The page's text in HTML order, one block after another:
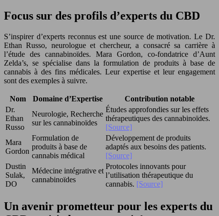
Focus sur des profils d’experts du CBD
S’inspirer d’experts reconnus est une source de motivation. Le Dr.
Ethan Russo, neurologue et chercheur, a consacré sa carrière à
l’étude des cannabinoïdes. Mara Gordon, co-fondatrice d’Aunt
Zelda’s, se spécialise dans la formulation de produits à base de
cannabis à des fins médicales. Leur expertise et leur engagement
sont des exemples à suivre.
Nom Domaine d’Expertise
Contribution notable
Dr.
Ethan
Russo
Neurologie, Recherche
sur les cannabinoïdes
Études approfondies sur les effets
thérapeutiques des cannabinoïdes.
[Source]
Mara
Gordon
Formulation de
produits à base de
cannabis médical
Développement de produits
adaptés aux besoins des patients.
[Source]
Dustin
Sulak,
DO
Médecine intégrative et
cannabinoïdes
Protocoles innovants pour
l’utilisation thérapeutique du
cannabis. [Source]
Un avenir prometteur pour les experts du